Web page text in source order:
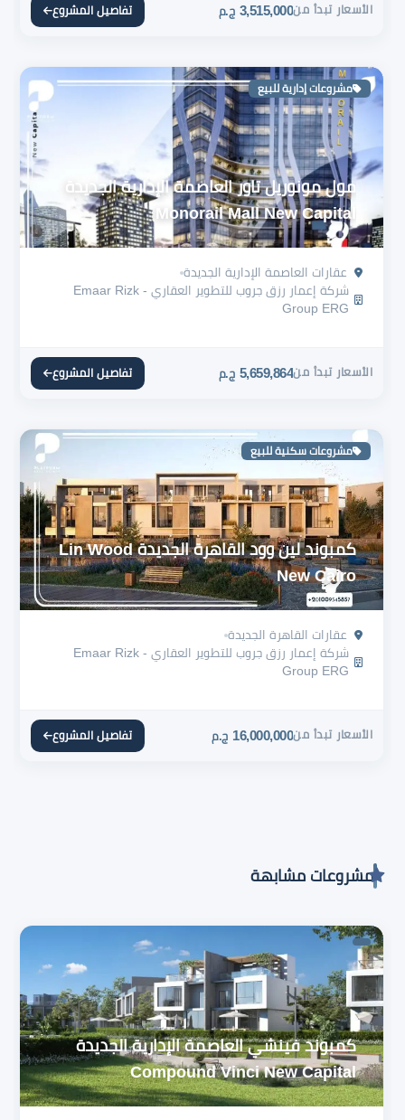
الأسعار تبدأ من3,515,000 ج.م تفاصيل المشروع
مشروعات إدارية للبيع
مول مونوريل تاور العاصمة الإدارية الجديدة
Monorail Mall New Capital
عقارات العاصمة الإدارية الجديدة
شركة إعمار رزق جروب للتطوير العقاري - Emaar Rizk
Group ERG
الأسعار تبدأ من5,659,864 ج.م تفاصيل المشروع
مشروعات سكنية للبيع
كمبوند لين وود القاهرة الجديدة Lin Wood
New Cairo
عقارات القاهرة الجديدة
شركة إعمار رزق جروب للتطوير العقاري - Emaar Rizk
Group ERG
الأسعار تبدأ من16,000,000 ج.م تفاصيل المشروع
مشروعات مشابهة
كمبوند فينشي العاصمة الإدارية الجديدة
Compound Vinci New Capital